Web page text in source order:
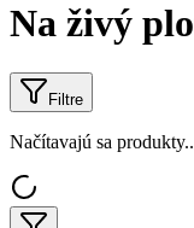
Na živý
Filtre
Načítavajú sa